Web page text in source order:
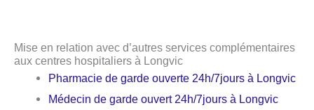
Mise en relation avec d’autres services complémentaires
aux centres hospitaliers à Longvic
Pharmacie de garde ouverte 24h/7jours à Longvic
Médecin de garde ouvert 24h/7jours à Longvic